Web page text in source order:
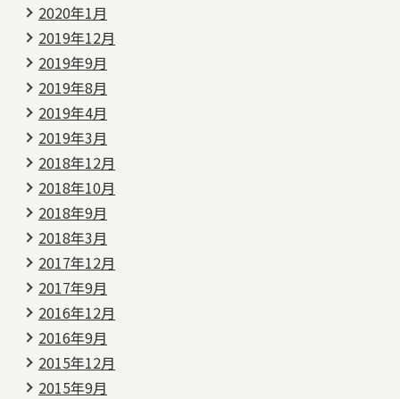
2020年1月
2019年12月
2019年9月
2019年8月
2019年4月
2019年3月
2018年12月
2018年10月
2018年9月
2018年3月
2017年12月
2017年9月
2016年12月
2016年9月
2015年12月
2015年9月